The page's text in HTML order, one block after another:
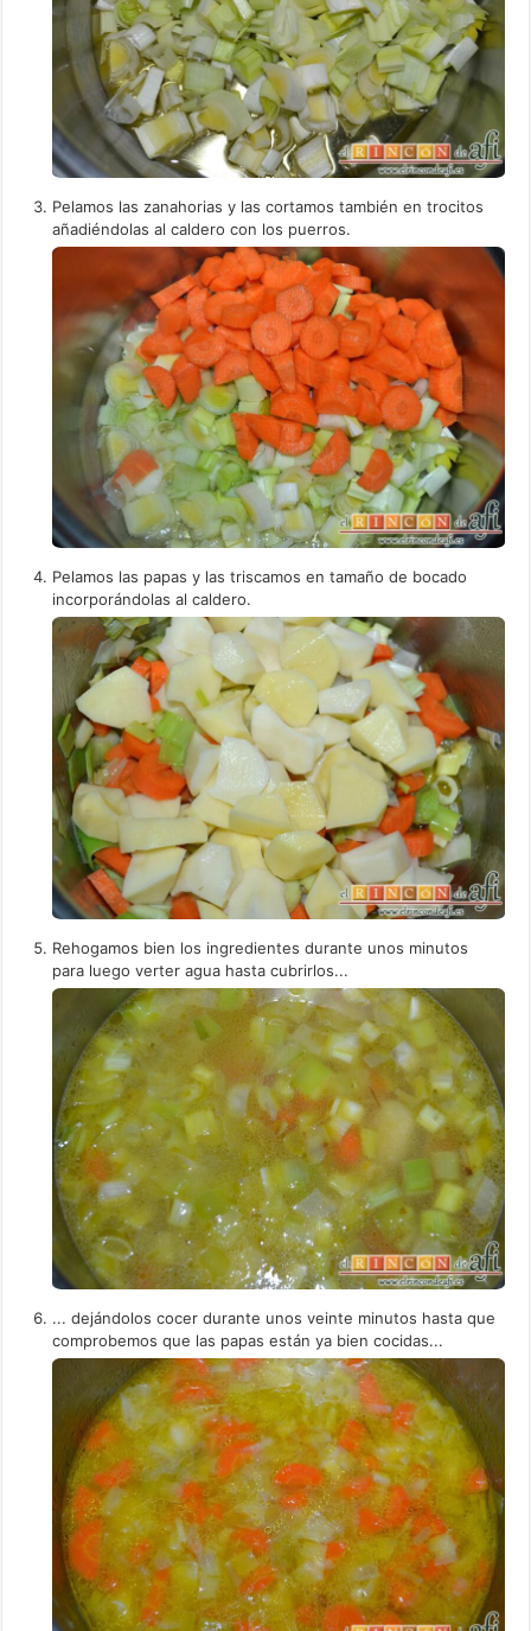
Pelamos las zanahorias y las cortamos también en trocitos
añadiéndolas al caldero con los puerros.
Pelamos las papas y las triscamos en tamaño de bocado
incorporándolas al caldero.
Rehogamos bien los ingredientes durante unos minutos
para luego verter agua hasta cubrirlos...
... dejándolos cocer durante unos veinte minutos hasta que
comprobemos que las papas están ya bien cocidas...